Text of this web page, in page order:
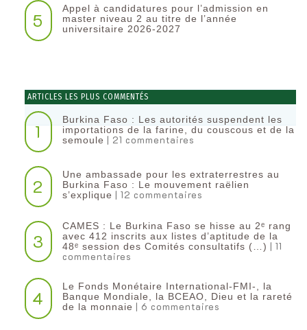
5
Appel à candidatures pour l’admission en
master niveau 2 au titre de l’année
universitaire 2026-2027
ARTICLES LES PLUS COMMENTÉS
1
Burkina Faso : Les autorités suspendent les
importations de la farine, du couscous et de la
semoule | 21 commentaires
2
Une ambassade pour les extraterrestres au
Burkina Faso : Le mouvement raëlien
s’explique | 12 commentaires
3
CAMES : Le Burkina Faso se hisse au 2ᵉ rang
avec 412 inscrits aux listes d’aptitude de la
48ᵉ session des Comités consultatifs (…) | 11
commentaires
4
Le Fonds Monétaire International-FMI-, la
Banque Mondiale, la BCEAO, Dieu et la rareté
de la monnaie | 6 commentaires